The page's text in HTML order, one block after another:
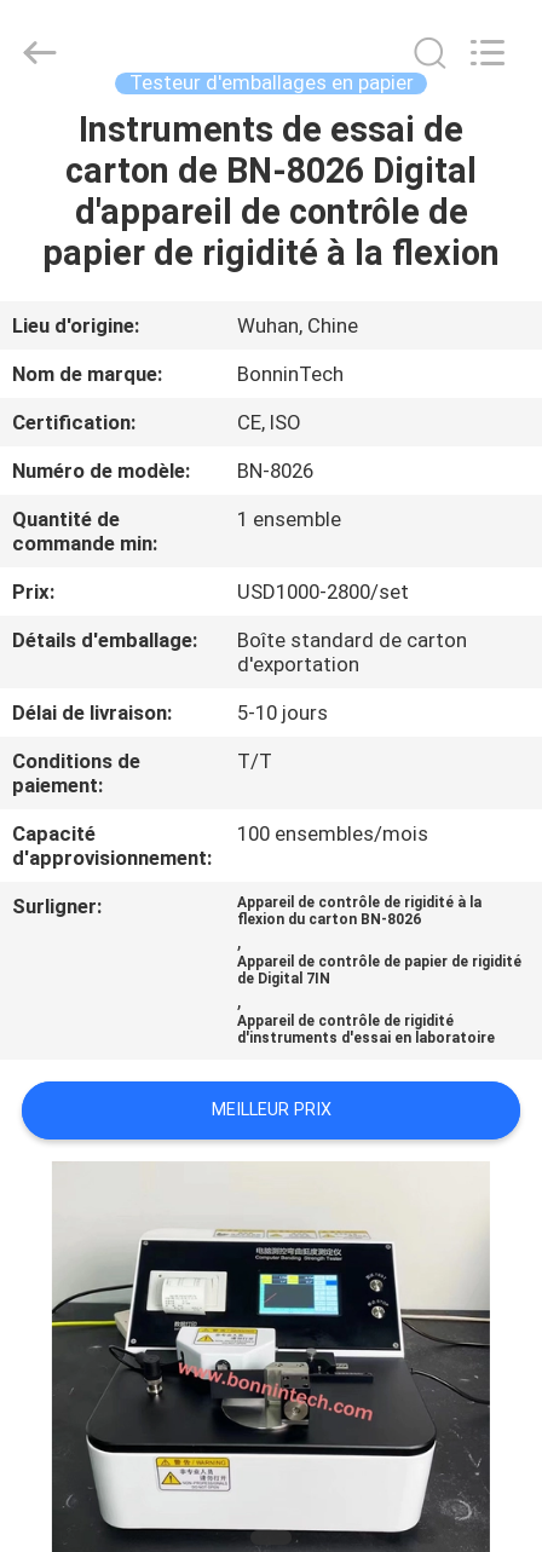
MAISON
PRODUITS
VIDÉOS
AU
DE
NOUS
VISITE
D'USINE
DE
QUALITÉ
CONTACTEZ-
NOUS
PLAN
PRIVACY
POLICY
Technology
Testeur d'emballages en papier
Instruments de essai de
carton de BN-8026 Digital
d'appareil de contrôle de
papier de rigidité à la flexion
Lieu d'origine:
Wuhan, Chine
Nom de marque:
BonninTech
Certification:
CE, ISO
Numéro de modèle:
BN-8026
Quantité de
commande min:
1 ensemble
Prix:
USD1000-2800/set
Détails d'emballage:
Boîte standard de carton
d'exportation
Délai de livraison:
5-10 jours
Conditions de
paiement:
T/T
Capacité
d'approvisionnement:
100 ensembles/mois
Surligner:
Appareil de contrôle de rigidité à la
flexion du carton BN-8026
,
Appareil de contrôle de papier de rigidité
de Digital 7IN
,
Appareil de contrôle de rigidité
d'instruments d'essai en laboratoire
MEILLEUR PRIX